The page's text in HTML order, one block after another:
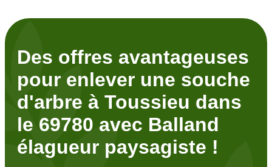
Des offres avantageuses
pour enlever une souche
d'arbre à Toussieu dans
le 69780 avec Balland
élagueur paysagiste !